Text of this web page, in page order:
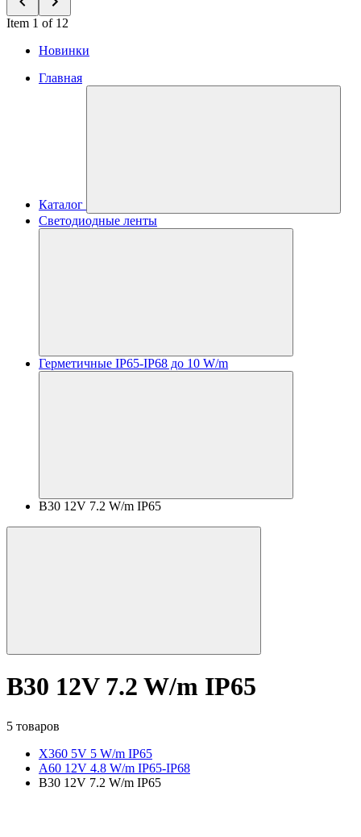
Item 1 of 12
Новинки
Главная
Каталог
Светодиодные ленты
Герметичные IP65-IP68 до 10 W/m
B30 12V 7.2 W/m IP65
B30 12V 7.2 W/m IP65
5 товаров
X360 5V 5 W/m IP65
A60 12V 4.8 W/m IP65-IP68
B30 12V 7.2 W/m IP65